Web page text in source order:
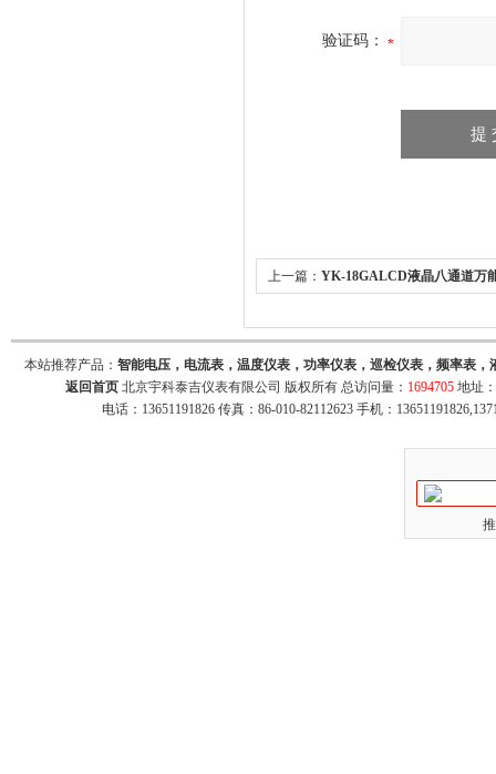
验证码：
上一篇： YK-18GALCD液晶八通道万
口
本站推荐产品： 智能电压，电流表，温度仪表，功率仪表，巡检仪表，频率表
返回首页 北京宇科泰吉仪表有限公司 版权所有 总访问量： 1694705 地址
电话：13651191826 传真：86-010-82112623 手机：